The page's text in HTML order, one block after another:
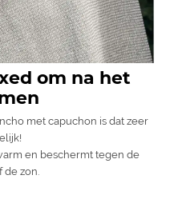
om na het
met capuchon is dat zeer
en beschermt tegen de
zon.